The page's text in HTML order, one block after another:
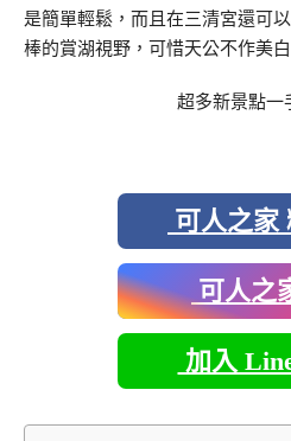
是簡單輕鬆，而且在三清宮還可
棒的賞湖視野，可惜天公不作美
超多新景點一
可人之家
可人之
加入